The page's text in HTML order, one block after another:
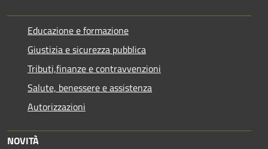
Educazione e formazione
Giustizia e sicurezza pubblica
Tributi,finanze e contravvenzioni
Salute, benessere e assistenza
Autorizzazioni
NOVITÀ